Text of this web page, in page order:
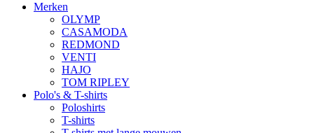
Merken
OLYMP
CASAMODA
REDMOND
VENTI
HAJO
TOM RIPLEY
Polo's & T-shirts
Poloshirts
T-shirts